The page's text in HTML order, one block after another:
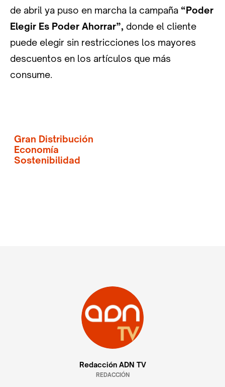
de abril ya puso en marcha la campaña “Poder
Elegir Es Poder Ahorrar”, donde el cliente
puede elegir sin restricciones los mayores
descuentos en los artículos que más
consume.
Gran Distribución
Economía
Sostenibilidad
Redacción ADN TV
REDACCIÓN